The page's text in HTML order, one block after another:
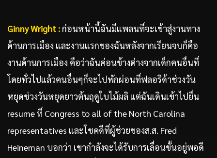
Ginny Wright :ก่อนหน้านี้ฉันมีแพลนที่จะเข้าสู่งานทาง
ด้านการเมือง และงานแรกของฉันหลังจากเรียนจบก็คือ
งานด้านการเมือง คือว่าฉันค่อนข้างต่างจากเด็กคนอื่นที่
โดยทั่วไปแล้วคนอื่นๆก็จะไปพักผ่อนที่ฟลอริด้าช่วงวัน
หยุดช่วงวันหยุดยาวต้นฤดูใบไม้ผลิ แต่ฉันเดินเข้าไปยื่น
resume ที่ Congress to all of the North Carolina
representatives และโชคดีที่ผู้ช่วยของส.ส. Fred
Heineman บอกว่า เขากำลังจะได้รับการเลื่อนขั้นอยู่พอดี